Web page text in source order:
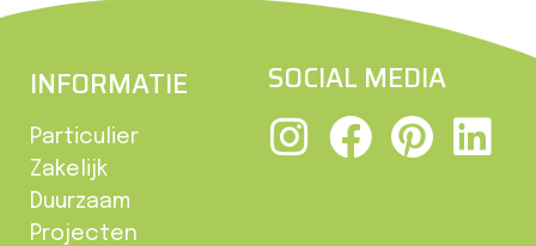
INFORMATIE
Particulier
Zakelijk
Duurzaam
Projecten
SOCIAL MEDIA